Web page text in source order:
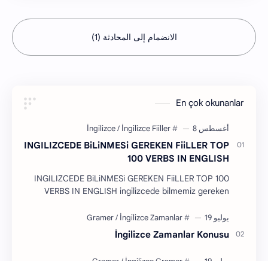
الانضمام إلى المحادثة (1)
En çok okunanlar
INGILIZCEDE BiLiNMESi GEREKEN FiiLLER TOP
100 VERBS IN ENGLISH
INGILIZCEDE BiLiNMESi GEREKEN FiiLLER TOP 100
VERBS IN ENGLISH ingilizcede bilmemiz gereken
İngilizce Zamanlar Konusu